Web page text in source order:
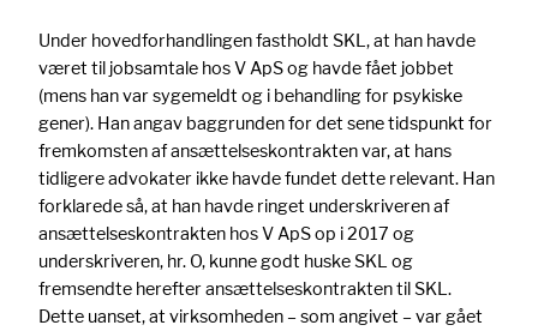
Under hovedforhandlingen fastholdt SKL, at han havde
været til jobsamtale hos V ApS og havde fået jobbet
(mens han var sygemeldt og i behandling for psykiske
gener). Han angav baggrunden for det sene tidspunkt for
fremkomsten af ansættelseskontrakten var, at hans
tidligere advokater ikke havde fundet dette relevant. Han
forklarede så, at han havde ringet underskriveren af
ansættelseskontrakten hos V ApS op i 2017 og
underskriveren, hr. O, kunne godt huske SKL og
fremsendte herefter ansættelseskontrakten til SKL.
Dette uanset, at virksomheden – som angivet – var gået